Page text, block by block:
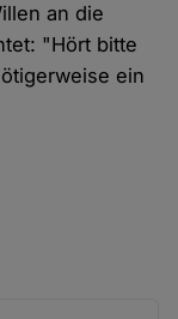
an die
"Hört bitte
ein